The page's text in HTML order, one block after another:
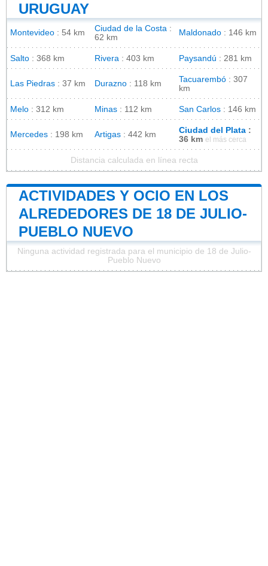
URUGUAY
Montevideo : 54 km Ciudad de la Costa :
62 km
Maldonado : 146 km
Salto : 368 km Rivera : 403 km Paysandú : 281 km
Las Piedras : 37 km Durazno : 118 km Tacuarembó : 307
km
Melo : 312 km Minas : 112 km San Carlos : 146 km
Mercedes : 198 km Artigas : 442 km Ciudad del Plata :
36 km el más cerca
Distancia calculada en línea recta
ACTIVIDADES Y OCIO EN LOS
ALREDEDORES DE 18 DE JULIO-
PUEBLO NUEVO
Ninguna actividad registrada para el municipio de 18 de Julio-
Pueblo Nuevo